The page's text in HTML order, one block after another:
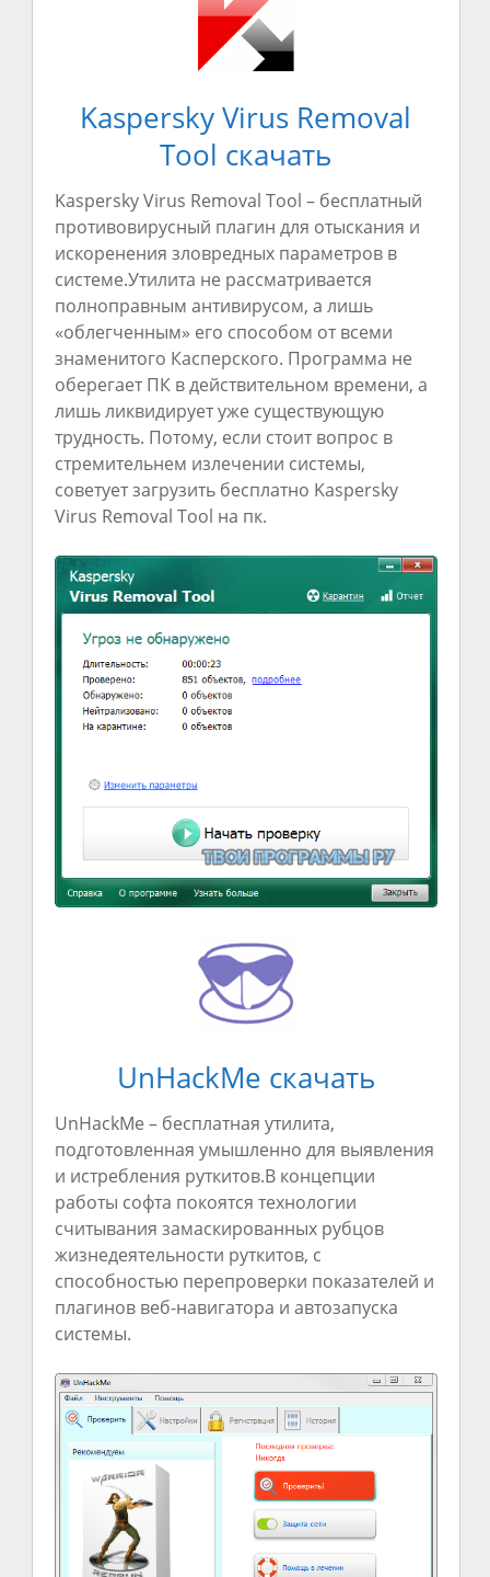
Kaspersky Virus Removal
Tool скачать
Kaspersky Virus Removal Tool – бесплатный
противовирусный плагин для отыскания и
искоренения зловредных параметровв
системе.Утилита не рассматривается
полноправным антивирусом, а лишь
«облегченным» его способом от всеми
знаменитого Касперского. Программа не
оберегаетПК вдействительном времени, а
лишьликвидируетуже существующую
трудность. Потому, если стоит вопрос в
стремительнем излечении системы,
советуетзагрузить бесплатно Kaspersky
Virus Removal Tool на пк.
UnHackMe скачать
UnHackMe – бесплатная утилита,
подготовленная умышленно для выявления
и истребления руткитов.В концепции
работы софта покоятся технологии
считывания замаскированных рубцов
жизнедеятельности руткитов, с
способностью перепроверки показателей и
плагиноввеб-навигатора и автозапуска
системы.